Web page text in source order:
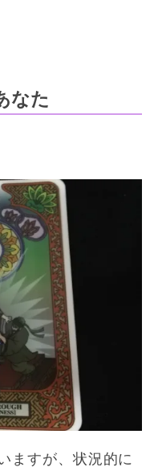
なた
ますが、状況的に